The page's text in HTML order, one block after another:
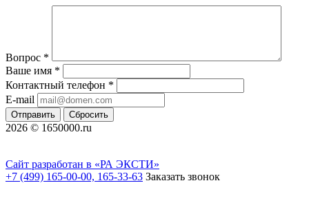
Вопрос *
Ваше имя *
Контактный телефон *
E-mail
Отправить Сбросить
2026 © 1650000.ru
Сайт разработан в «РА ЭКСТИ»
+7 (499) 165-00-00, 165-33-63 Заказать звонок